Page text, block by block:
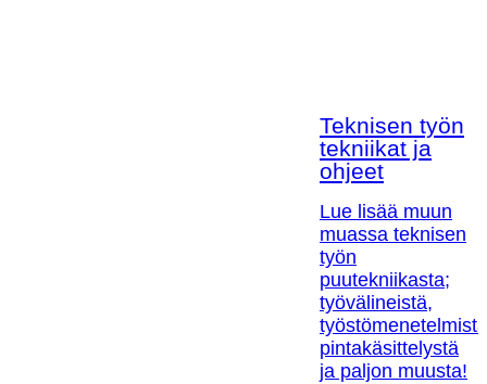
Teknisen työn
tekniikat ja
ohjeet
Lue lisää muun
muassa teknisen
työn
puutekniikasta;
työvälineistä,
pintakäsittelystä
ja paljon muusta!